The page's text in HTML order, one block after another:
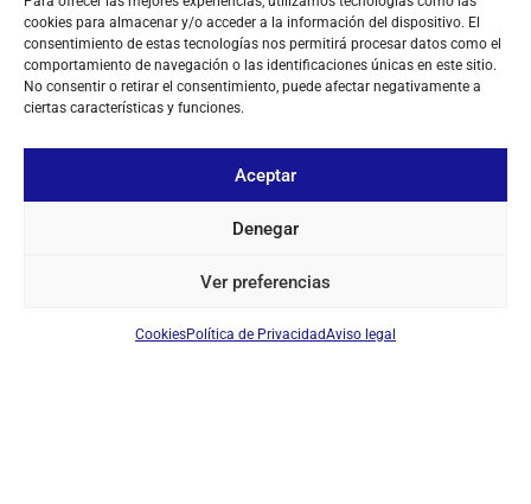
cookies para almacenar y/o acceder a la información del dispositivo. El
consentimiento de estas tecnologías nos permitirá procesar datos como el
comportamiento de navegación o las identificaciones únicas en este sitio.
No consentir o retirar el consentimiento, puede afectar negativamente a
ciertas características y funciones.
Aceptar
Denegar
Ver preferencias
CookiesPolítica de PrivacidadAviso legal